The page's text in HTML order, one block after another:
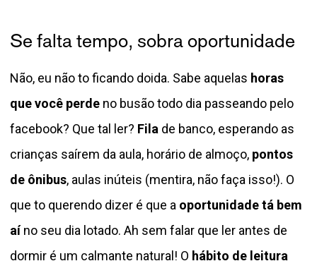
Se falta tempo, sobra oportunidade
Não, eu não to ficando doida. Sabe aquelas horas
que você perde no busão todo dia passeando pelo
facebook? Que tal ler? Fila de banco, esperando as
crianças saírem da aula, horário de almoço, pontos
de ônibus, aulas inúteis (mentira, não faça isso!). O
que to querendo dizer é que a oportunidade tá bem
aíno seu dia lotado. Ah sem falar que ler antes de
dormir é um calmante natural! O hábito de leitura